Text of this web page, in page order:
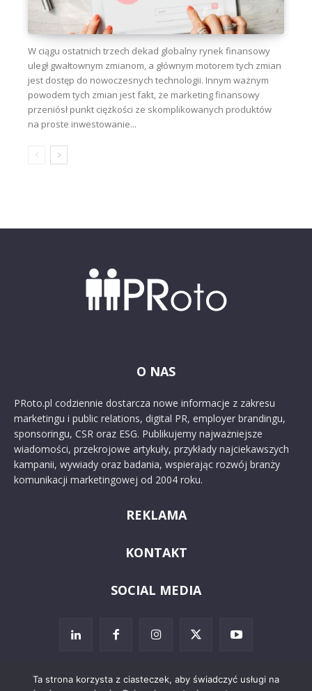
W ciągu ostatnich trzech dekad globalny rynek finansowy
uległ gwałtownym zmianom, a głównym motorem tych zmian
jest dostęp do nowoczesnych technologii. Innym ważnym
powodem tych zmian jest fakt, że marketing finansowy
przeniósł punkt ciężkości ze skomplikowanych produktów
na proste inwestowanie...
O NAS
PRoto.pl codziennie dostarcza nowe informacje z zakresu
marketingu i public relations, digital PR, employer brandingu,
sponsoringu, CSR oraz ESG. Publikujemy najważniejsze
wiadomości, przekrojowe artykuły, przykłady najciekawszych
kampanii, wywiady oraz badania, wspierając rozwój branży
komunikacji marketingowej od 2004 roku.
REKLAMA
KONTAKT
SOCIAL MEDIA
Ta strona korzysta z ciasteczek, aby świadczyć usługi na